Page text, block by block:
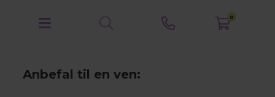
0
Anbefal til en ven: